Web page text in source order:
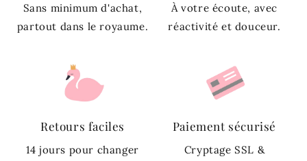
Sans minimum d'achat,
partout dans le royaume.
À votre écoute, avec
réactivité et douceur.
Retours faciles
14 jours pour changer
Paiement sécurisé
Cryptage SSL &